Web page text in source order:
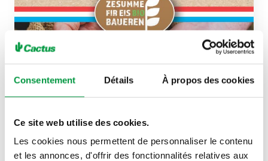
Consentement Détails À propos des cookies
Ce site web utilise des cookies.
Les cookies nous permettent de personnaliser le contenu
et les annonces, d'offrir des fonctionnalités relatives aux